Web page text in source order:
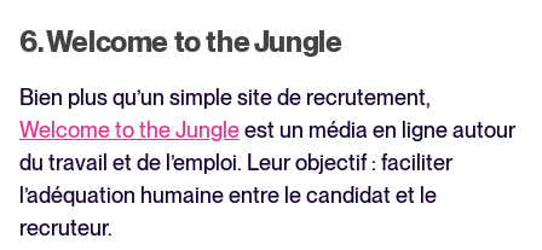
6. Welcome to the Jungle
Bien plus qu’un simple site de recrutement,
Welcome to the Jungleest un média en ligne autour
du travail et de l’emploi. Leur objectif : faciliter
l’adéquation humaine entre le candidat et le
recruteur.